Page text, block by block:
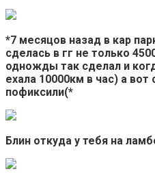
*7 месяцов назад в кар
сделась в гг не только
одножды так сделал и
ехала 10000км в час) а вот
пофиксили(*
Блин откуда у тебя на